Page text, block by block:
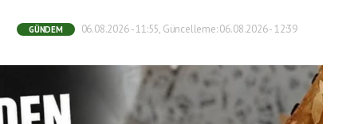
GÜNDEM 06.08.2026 - 11:55, Güncelleme: 06.08.2026 - 12:39